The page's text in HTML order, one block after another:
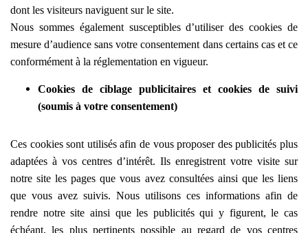
dont les visiteurs naviguent sur le site.
Nous sommes également susceptibles d’utiliser des cookies de
mesure d’audience sans votre consentement dans certains cas et ce
conformément à la réglementation en vigueur.
Cookies de ciblage publicitaires et cookies de suivi
(soumis à votre consentement)
Ces cookies sont utilisés afin de vous proposer des publicités plus
adaptées à vos centres d’intérêt. Ils enregistrent votre visite sur
notre site les pages que vous avez consultées ainsi que les liens
que vous avez suivis. Nous utilisons ces informations afin de
rendre notre site ainsi que les publicités qui y figurent, le cas
échéant, les plus pertinents possible au regard de vos centres